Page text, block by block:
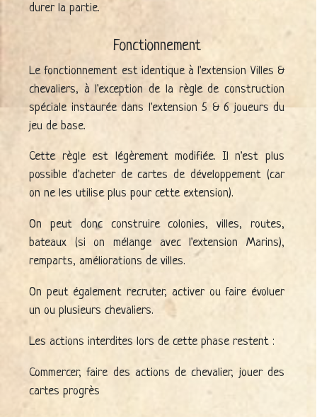
durer la partie.
Fonctionnement
Le fonctionnement est identique à l'extension Villes &
chevaliers, à l'exception de la règle de construction
spéciale instaurée dans l'extension 5 & 6 joueurs du
jeu de base.
Cette règle est légèrement modifiée. Il n'est plus
possible d'acheter de cartes de développement (car
on ne les utilise plus pour cette extension).
On peut donc construire colonies, villes, routes,
bateaux (si on mélange avec l'extension Marins),
remparts, améliorations de villes.
On peut également recruter, activer ou faire évoluer
un ou plusieurs chevaliers.
Les actions interdites lors de cette phase restent :
Commercer, faire des actions de chevalier, jouer des
cartes progrès